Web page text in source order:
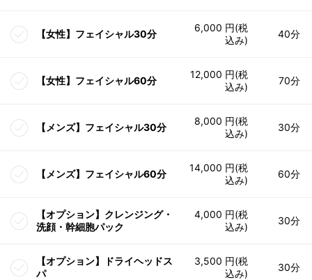
【女性】フェイシャル30分
6,000 円(税
込み)
40分
【女性】フェイシャル60分
12,000 円(税
込み)
70分
【メンズ】フェイシャル30分
8,000 円(税
込み)
30分
【メンズ】フェイシャル60分
14,000 円(税
込み)
60分
【オプション】クレンジング・
洗顔・幹細胞パック
4,000 円(税
込み)
30分
【オプション】ドライヘッドス
パ
3,500 円(税
込み)
30分